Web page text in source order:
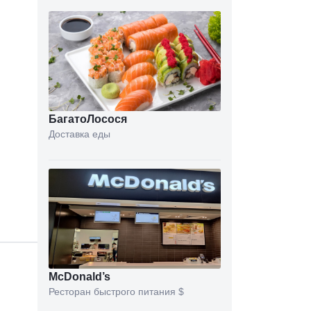
БагатоЛосося
Доставка еды
McDonald’s
Ресторан быстрого питания $